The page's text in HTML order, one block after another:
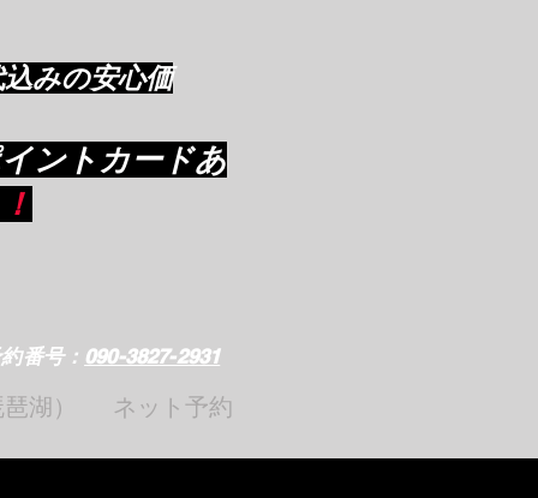
みの安心価
ントカードあ
！
番号： 090-3827-2931
湖） ネット予約